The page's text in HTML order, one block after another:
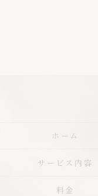
ホーム
サービス内容
料金